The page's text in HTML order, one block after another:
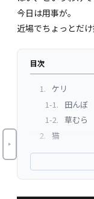
今日は用事が。
近場でちょっとだけ
目次
1. ケリ
1-1.
田んぼ
1-2. 草むら
2. 猫
3. まとめ
3-2. AI現像